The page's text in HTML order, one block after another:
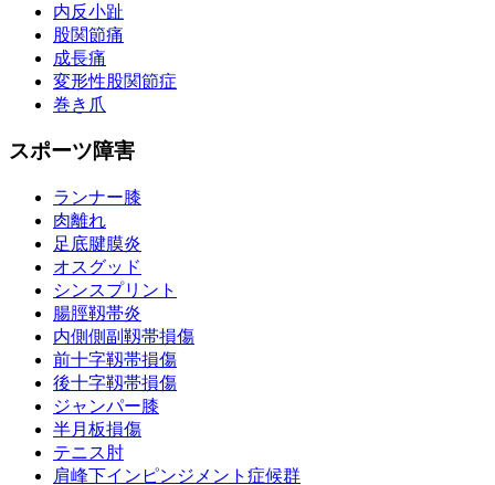
内反小趾
股関節痛
成長痛
変形性股関節症
巻き爪
スポーツ障害
ランナー膝
肉離れ
足底腱膜炎
オスグッド
シンスプリント
腸脛靱帯炎
内側側副靱帯損傷
前十字靱帯損傷
後十字靱帯損傷
ジャンパー膝
半月板損傷
テニス肘
肩峰下インピンジメント症候群